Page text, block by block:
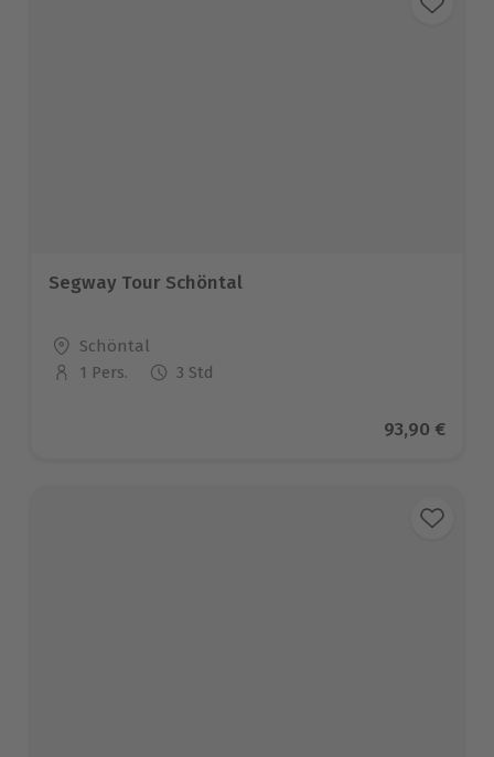
Segway Tour Schöntal
Standort
Schöntal
Anzahl der Teilnehmer
1 Pers. 3 Std
Aktueller
93,90 €